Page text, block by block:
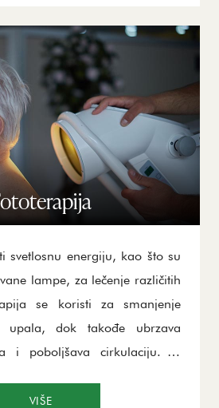
Korišćenje blata kao
za lečenje čini ovu terapiju
S obzirom na njene
efekte, peloidoterapija
u Lukovskoj Banji.
svetlosnu energiju, kao što su
lampe, za lečenje različitih
se koristi za smanjenje
dok takođe ubrzava
i poboljšava cirkulaciju. U
reumatskih oboljenja i sporih
VIŠE